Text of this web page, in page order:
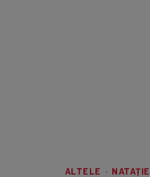
ALTELE · NATAȚIE